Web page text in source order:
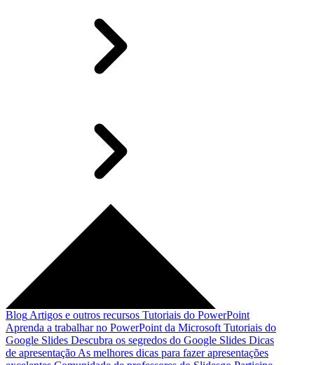
Blog Artigos e outros recursos Tutoriais do PowerPoint
Aprenda a trabalhar no PowerPoint da Microsoft Tutoriais do
Google Slides Descubra os segredos do Google Slides Dicas
de apresentação As melhores dicas para fazer apresentações